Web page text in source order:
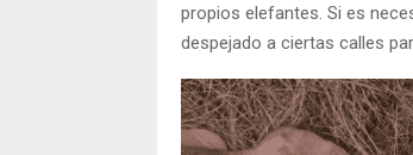
propios elefantes. Si es
despejado a ciertas calles